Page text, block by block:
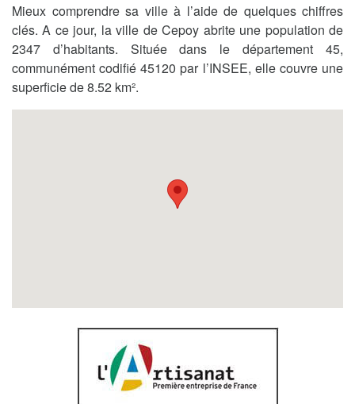
Mieux comprendre sa ville à l’aide de quelques chiffres
clés. A ce jour, la ville de Cepoy abrite une population de
2347 d’habitants. Située dans le département 45,
communément codifié 45120 par l’INSEE, elle couvre une
superficie de 8.52 km².